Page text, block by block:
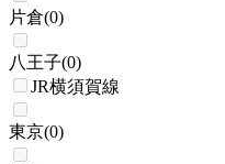
片倉(0)
八王子(0)
JR横須賀線
東京(0)